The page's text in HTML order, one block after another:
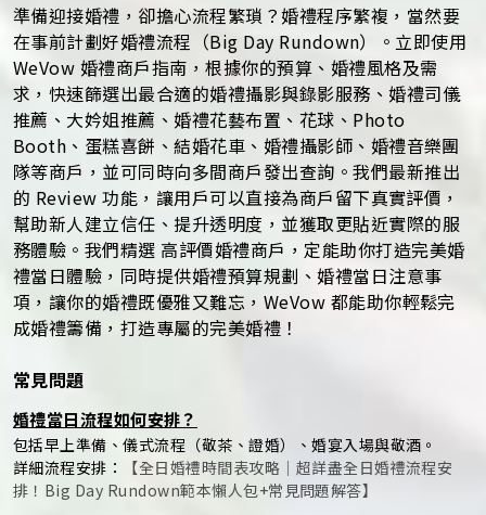
準備迎接婚禮，卻擔心流程繁瑣？婚禮程序繁複，當然要
在事前計劃好婚禮流程（Big Day Rundown）。立即使用
WeVow 婚禮商戶指南，根據你的預算、婚禮風格及需
求，快速篩選出最合適的婚禮攝影與錄影服務、婚禮司儀
推薦、大妗姐推薦、婚禮花藝布置、花球、Photo
Booth、蛋糕喜餅、結婚花車、婚禮攝影師、婚禮音樂團
隊等商戶，並可同時向多間商戶發出查詢。我們最新推出
的 Review 功能，讓用戶可以直接為商戶留下真實評價，
幫助新人建立信任、提升透明度，並獲取更貼近實際的服
務體驗。我們精選 高評價婚禮商戶，定能助你打造完美婚
禮當日體驗，同時提供婚禮預算規劃、婚禮當日注意事
項，讓你的婚禮既優雅又難忘，WeVow 都能助你輕鬆完
成婚禮籌備，打造專屬的完美婚禮！
常見問題
婚禮當日流程如何安排？
包括早上準備、儀式流程（敬茶、證婚）、婚宴入場與敬酒。
詳細流程安排：
【全日婚禮時間表攻略｜超詳盡全日婚禮流程安
排！Big Day Rundown範本懶人包+常見問題解答】